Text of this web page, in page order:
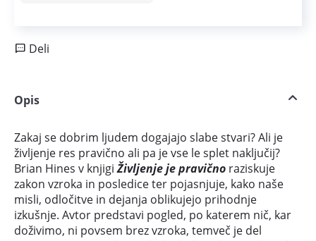
Deli
Opis
Zakaj se dobrim ljudem dogajajo slabe stvari? Ali je
življenje res pravično ali pa je vse le splet naključij?
Brian Hines v knjigiŽivljenje je pravično raziskuje
zakon vzroka in posledice ter pojasnjuje, kako naše
misli, odločitve in dejanja oblikujejo prihodnje
izkušnje. Avtor predstavi pogled, po katerem nič, kar
doživimo, ni povsem brez vzroka, temveč je del